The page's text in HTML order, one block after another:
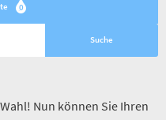
0
Nun können Sie Ihren